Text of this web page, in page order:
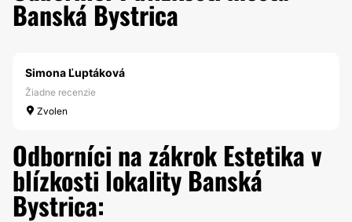
Banská Bystrica
Simona Ľuptáková
Žiadne recenzie
Zvolen
Odborníci na zákrok Estetika v
blízkosti lokality Banská
Bystrica: